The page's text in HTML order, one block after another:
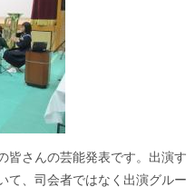
皆さんの芸能発表です。出演す
て、司会者ではなく出演グルー